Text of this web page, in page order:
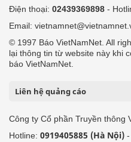
Điện thoại: 02439369898 -
Email:
© 1997 Báo VietNamNet. All
lại thông tin từ website này khi
báo VietNamNet.
Liên hệ quảng cáo
Công ty Cổ phần Truyền thông
Hotline: 0919405885 (Hà Nội) -